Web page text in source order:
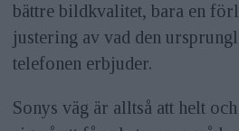
bättre bildkvalitet, bara en
justering av vad den
telefonen erbjuder.
Sonys väg är alltså att helt